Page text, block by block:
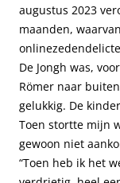
augustus 2023
maanden,
De Jongh was,
Römer naar
gelukkig. De
Toen stortte mijn
gewoon niet
“Toen heb ik het